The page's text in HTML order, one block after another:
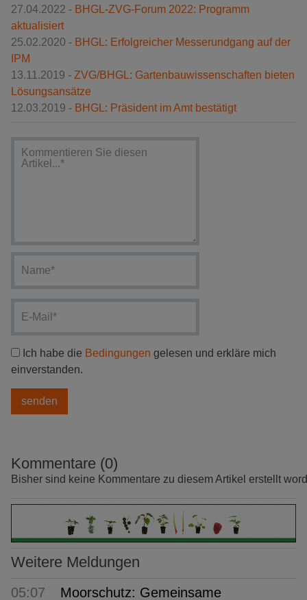
27.04.2022 - BHGL-ZVG-Forum 2022: Programm
aktualisiert
25.02.2020 - BHGL: Erfolgreicher Messerundgang auf der
IPM
13.11.2019 - ZVG/BHGL: Gartenbauwissenschaften bieten
Lösungsansätze
12.03.2019 - BHGL: Präsident im Amt bestätigt
Ich habe die Bedingungen gelesen und erkläre mich
einverstanden.
Kommentare (0)
Bisher sind keine Kommentare zu diesem Artikel erstellt
Weitere Meldungen
05:07 Moorschutz: Gemeinsame